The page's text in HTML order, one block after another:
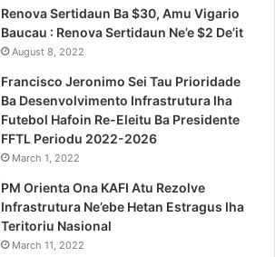
Renova Sertidaun Ba $30, Amu Vigario
Baucau : Renova Sertidaun Ne’e $2 De’it
August 8, 2022
Francisco Jeronimo Sei Tau Prioridade
Ba Desenvolvimento Infrastrutura Iha
Futebol Hafoin Re-Eleitu Ba Presidente
FFTL Periodu 2022-2026
March 1, 2022
PM Orienta Ona KAFI Atu Rezolve
Infrastrutura Ne’ebe Hetan Estragus Iha
Teritoriu Nasional
March 11, 2022